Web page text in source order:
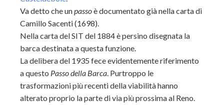
Va detto che unpassoè documentato già nella carta di
Camillo Sacenti (1698).
Nella carta del SIT del 1884 è persino disegnata la
barca destinata a questa funzione.
La delibera del 1935 fece evidentemente riferimento
a questo Passo della Barca. Purtroppo le
trasformazioni più recenti della viabilità hanno
alterato proprio la parte di via più prossima al Reno.